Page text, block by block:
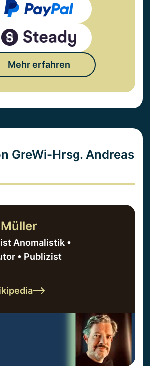
Mehr erfahren
GreWi-Hrsg. Andreas
Müller
Anomalistik •
• Publizist